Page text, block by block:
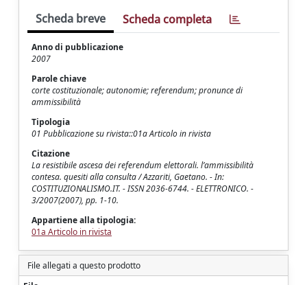
Scheda breve Scheda completa
Anno di pubblicazione
2007
Parole chiave
corte costituzionale; autonomie; referendum; pronunce di
ammissibilità
Tipologia
01 Pubblicazione su rivista::01a Articolo in rivista
Citazione
La resistibile ascesa dei referendum elettorali. l’ammissibilità
contesa. quesiti alla consulta / Azzariti, Gaetano. - In:
COSTITUZIONALISMO.IT. - ISSN 2036-6744. - ELETTRONICO. -
3/2007(2007), pp. 1-10.
Appartiene alla tipologia:
01a Articolo in rivista
File allegati a questo prodotto